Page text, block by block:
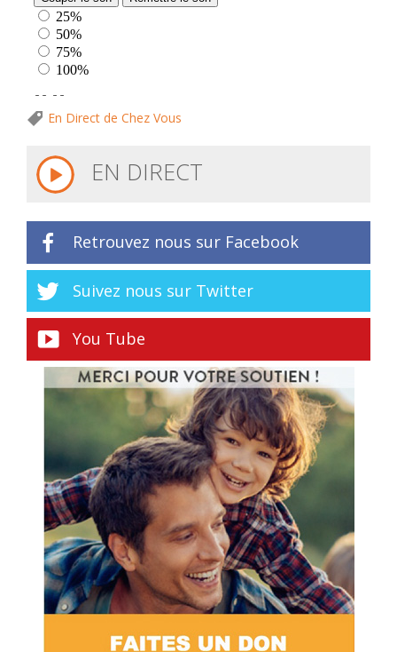
En Direct de Chez Vous
EN DIRECT
Retrouvez nous sur Facebook
Suivez nous sur Twitter
You Tube